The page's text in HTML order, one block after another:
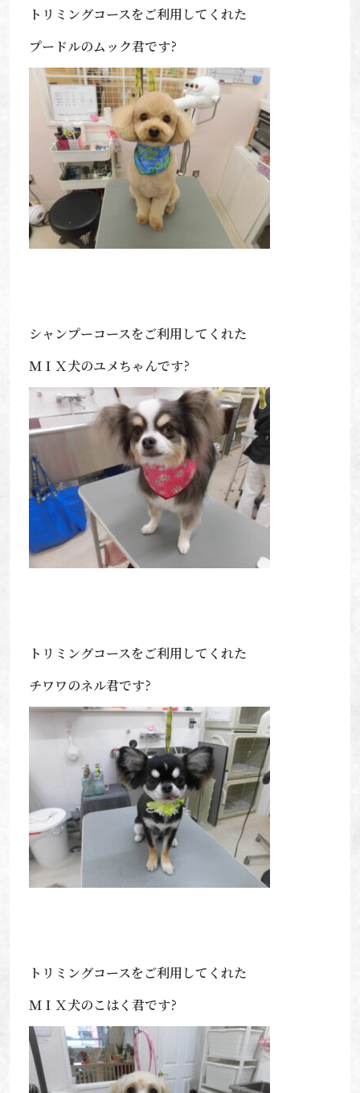
トリミングコースをご利用してくれた
プードルのムック君です?
シャンプーコースをご利用してくれた
ＭＩＸ犬のユメちゃんです?
トリミングコースをご利用してくれた
チワワのネル君です?
トリミングコースをご利用してくれた
ＭＩＸ犬のこはく君です?